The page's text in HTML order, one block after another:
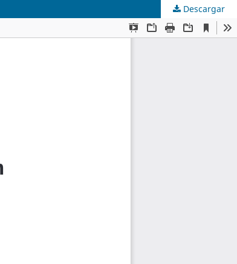
Descargar